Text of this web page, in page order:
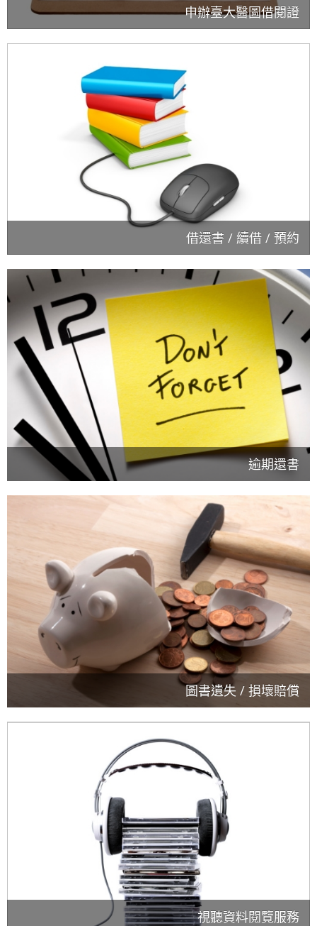
申辦臺大醫圖借閱證
借還書 / 續借 / 預約
逾期還書
圖書遺失 / 損壞賠償
視聽資料閱覽服務